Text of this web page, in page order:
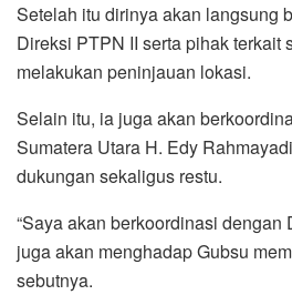
Setelah itu dirinya akan langsung
Direksi PTPN II serta pihak terkait
melakukan peninjauan lokasi.
Selain itu, ia juga akan
Sumatera Utara H. Edy
dukungan sekaligus restu.
“Saya akan berkoordinasi dengan
juga akan menghadap Gubsu
sebutnya.